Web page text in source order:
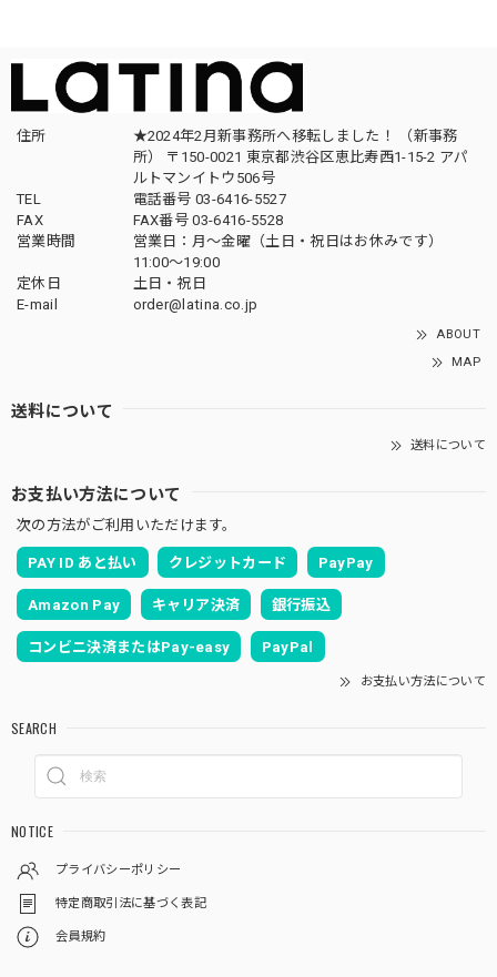
住所
★2024年2月新事務所へ移転しました！ （新事務
所） 〒150-0021 東京都渋谷区恵比寿西1-15-2 アパ
ルトマンイトウ506号
TEL
電話番号 03-6416-5527
FAX
FAX番号 03-6416-5528
営業時間
営業日：月〜金曜（土日・祝日はお休みです）
11:00〜19:00
定休日
土日・祝日
E-mail
order@latina.co.jp
ABOUT
MAP
送料について
送料について
お支払い方法について
次の方法がご利用いただけます。
PAY ID あと払い クレジットカード PayPay
Amazon Pay キャリア決済 銀行振込
コンビニ決済またはPay-easy PayPal
お支払い方法について
SEARCH
NOTICE
プライバシーポリシー
特定商取引法に基づく表記
会員規約